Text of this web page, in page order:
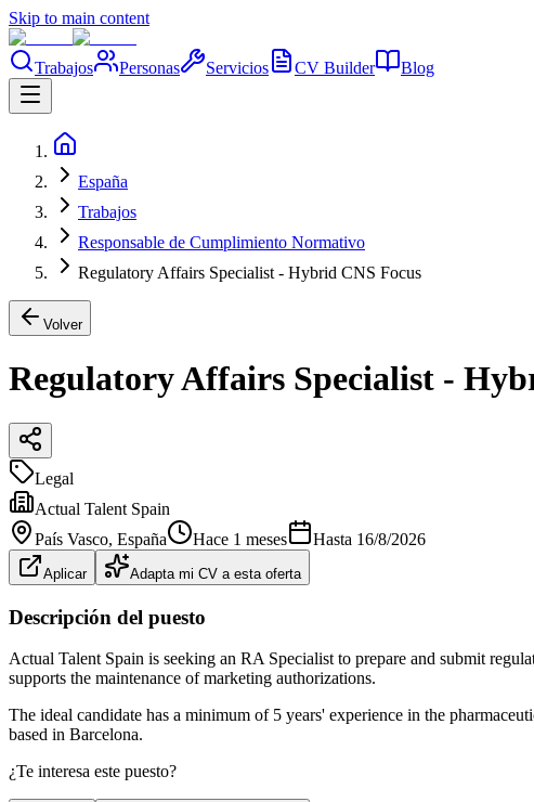
Skip to main content
Trabajos Personas Servicios CV Builder Blog
España
Trabajos
Responsable de Cumplimiento Normativo
Regulatory Affairs Specialist - Hybrid CNS Focus
Volver
Regulatory Affairs Specialist -
Legal
Actual Talent Spain
País Vasco, España Hace 1 meses Hasta 16/8/2026
Aplicar Adapta mi CV a esta oferta
Descripción del puesto
Actual Talent Spain is seeking an RA Specialist to prepare and submit
supports the maintenance of marketing authorizations.
The ideal candidate has a minimum of 5 years' experience in the
based in Barcelona.
¿Te interesa este puesto?